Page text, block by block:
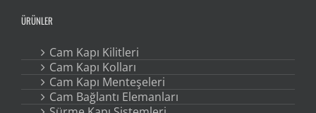
ÜRÜNLER
Cam Kapı Kilitleri
Cam Kapı Kolları
Cam Kapı Menteşeleri
Cam Bağlantı Elemanları